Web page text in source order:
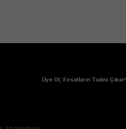
Üye Ol, Fırsatların Tadını Çıkar!